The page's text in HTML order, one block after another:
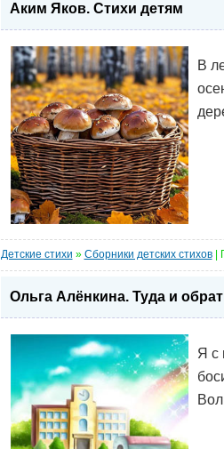
Аким Яков. Стихи детям
В
Детские стихи » Сборники детских стихов|
Ольга Алёнкина. Туда и
Я с